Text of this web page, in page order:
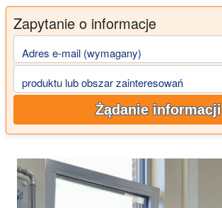
Zapytanie o informacje
Adres e-mail (wymagany)
produktu lub obszar zainteresowań
Żądanie informacji